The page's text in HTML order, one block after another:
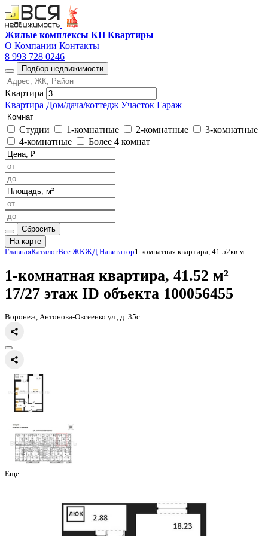
Жилые комплексы КП Квартиры
О Компании Контакты
8 993 728 0246
Подбор недвижимости
Квартира
Квартира Дом/дача/коттедж Участок Гараж
Студии 1-комнатные 2-комнатные
3-комнатные
4-комнатные
Более 4 комнат
Сбросить
На карте
Главная КаталогВсе ЖК ЖД Навигатор
1-комнатная квартира, 41.52
17/27 этаж
Воронеж, Антонова-Овсеенко ул., д. 35с